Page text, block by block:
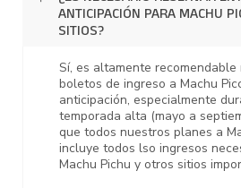
ANTICIPACIÓN PARA MACHU
SITIOS?
Sí, es altamente recomendable
boletos de ingreso a Machu
anticipación, especialmente
temporada alta (mayo a
que todos nuestros planes a
incluye todos lso ingresos
Machu Pichu y otros sitios